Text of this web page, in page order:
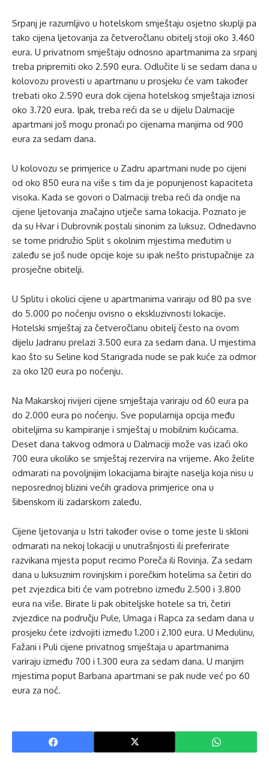
Srpanj je razumljivo u hotelskom smještaju osjetno skuplji pa
tako cijena ljetovanja za četveročlanu obitelj stoji oko 3.460
eura. U privatnom smještaju odnosno apartmanima za srpanj
treba pripremiti oko 2.590 eura. Odlučite li se sedam dana u
kolovozu provesti u apartmanu u prosjeku će vam također
trebati oko 2.590 eura dok cijena hotelskog smještaja iznosi
oko 3.720 eura. Ipak, treba reći da se u dijelu Dalmacije
apartmani još mogu pronaći po cijenama manjima od 900
eura za sedam dana.
U kolovozu se primjerice u Zadru apartmani nude po cijeni
od oko 850 eura na više s tim da je popunjenost kapaciteta
visoka. Kada se govori o Dalmaciji treba reći da ondje na
cijene ljetovanja značajno utječe sama lokacija. Poznato je
da su Hvar i Dubrovnik postali sinonim za luksuz. Odnedavno
se tome pridružio Split s okolnim mjestima međutim u
zaleđu se još nude opcije koje su ipak nešto pristupačnije za
prosječne obitelji.
U Splitu i okolici cijene u apartmanima variraju od 80 pa sve
do 5.000 po noćenju ovisno o ekskluzivnosti lokacije.
Hotelski smještaj za četveročlanu obitelj često na ovom
dijelu Jadranu prelazi 3.500 eura za sedam dana. U mjestima
kao što su Seline kod Starigrada nude se pak kuće za odmor
za oko 120 eura po noćenju.
Na Makarskoj rivijeri cijene smještaja variraju od 60 eura pa
do 2.000 eura po noćenju. Sve popularnija opcija među
obiteljima su kampiranje i smještaj u mobilnim kućicama.
Deset dana takvog odmora u Dalmaciji može vas izaći oko
700 eura ukoliko se smještaj rezervira na vrijeme. Ako želite
odmarati na povoljnijim lokacijama birajte naselja koja nisu u
neposrednoj blizini većih gradova primjerice ona u
šibenskom ili zadarskom zaleđu.
Cijene ljetovanja u Istri također ovise o tome jeste li skloni
odmarati na nekoj lokaciji u unutrašnjosti ili preferirate
razvikana mjesta poput recimo Poreča ili Rovinja. Za sedam
dana u luksuznim rovinjskim i porečkim hotelima sa četiri do
pet zvjezdica biti će vam potrebno između 2.500 i 3.800
eura na više. Birate li pak obiteljske hotele sa tri, četiri
zvjezdice na području Pule, Umaga i Rapca za sedam dana u
prosjeku ćete izdvojiti između 1.200 i 2.100 eura. U Medulinu,
Fažani i Puli cijene privatnog smještaja u apartmanima
variraju između 700 i 1.300 eura za sedam dana. U manjim
mjestima poput Barbana apartmani se pak nude već po 60
eura za noć.